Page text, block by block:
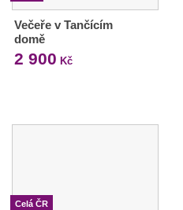
Večeře v Tančícím
domě
2 900 Kč
Celá ČR